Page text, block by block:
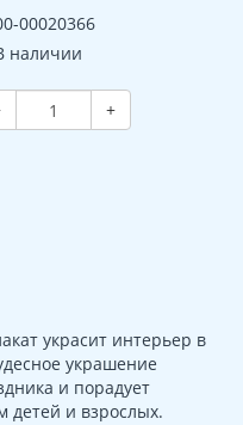
00020366
наличии
+
украсит интерьер в
украшение
и порадует
и взрослых.